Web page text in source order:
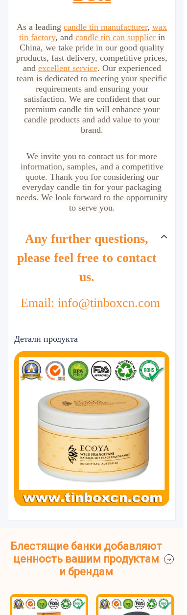
As a leading candle tin manufacturer, wax
tin factory, and candle tin can supplierin
China, we take pride in our good quality
products, fast delivery, competitive prices,
and excellent service. Our experienced
team is dedicated to meeting your specific
requirements and ensuring your
satisfaction. We are confident that our
premium candle tin will enhance your
candle products and add value to your
brand.
We invite you to contact us for more
information, samples, and a competitive
quote. Thank you for considering our
everyday candle tin for your packaging
needs. We look forward to the opportunity
to serve you.
Any further questions,
please feel free to contact
us.
Email: info@tinboxcn.com
Детали продукта
Блестящие банки добавляют
ценность вашим продуктам
и брендам